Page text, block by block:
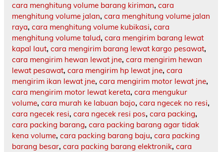
cara menghitung volume barang kiriman, cara
menghitung volume jalan, cara menghitung volume jalan
raya, cara menghitung volume kubikasi, cara
menghitung volume talud, cara mengirim barang lewat
kapal laut, cara mengirim barang lewat kargo pesawat,
cara mengirim hewan lewat jne, cara mengirim hewan
lewat pesawat, cara mengirim hp lewat jne, cara
mengirim ikan lewat jne, cara mengirim motor lewat jne,
cara mengirim motor lewat kereta, cara mengukur
volume, cara murah ke labuan bajo, cara ngecek no resi,
cara ngecek resi, cara ngecek resi pos, cara packing,
cara packing barang, cara packing barang agar tidak
kena volume, cara packing barang baju, cara packing
barang besar, cara packing barang elektronik, cara